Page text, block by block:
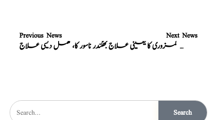
Previous News
بھگندر ناسور کا، مکمل دیسی علاج
Next News
نامردی، مردانہ کمزوری کا یقینی علاج
Search